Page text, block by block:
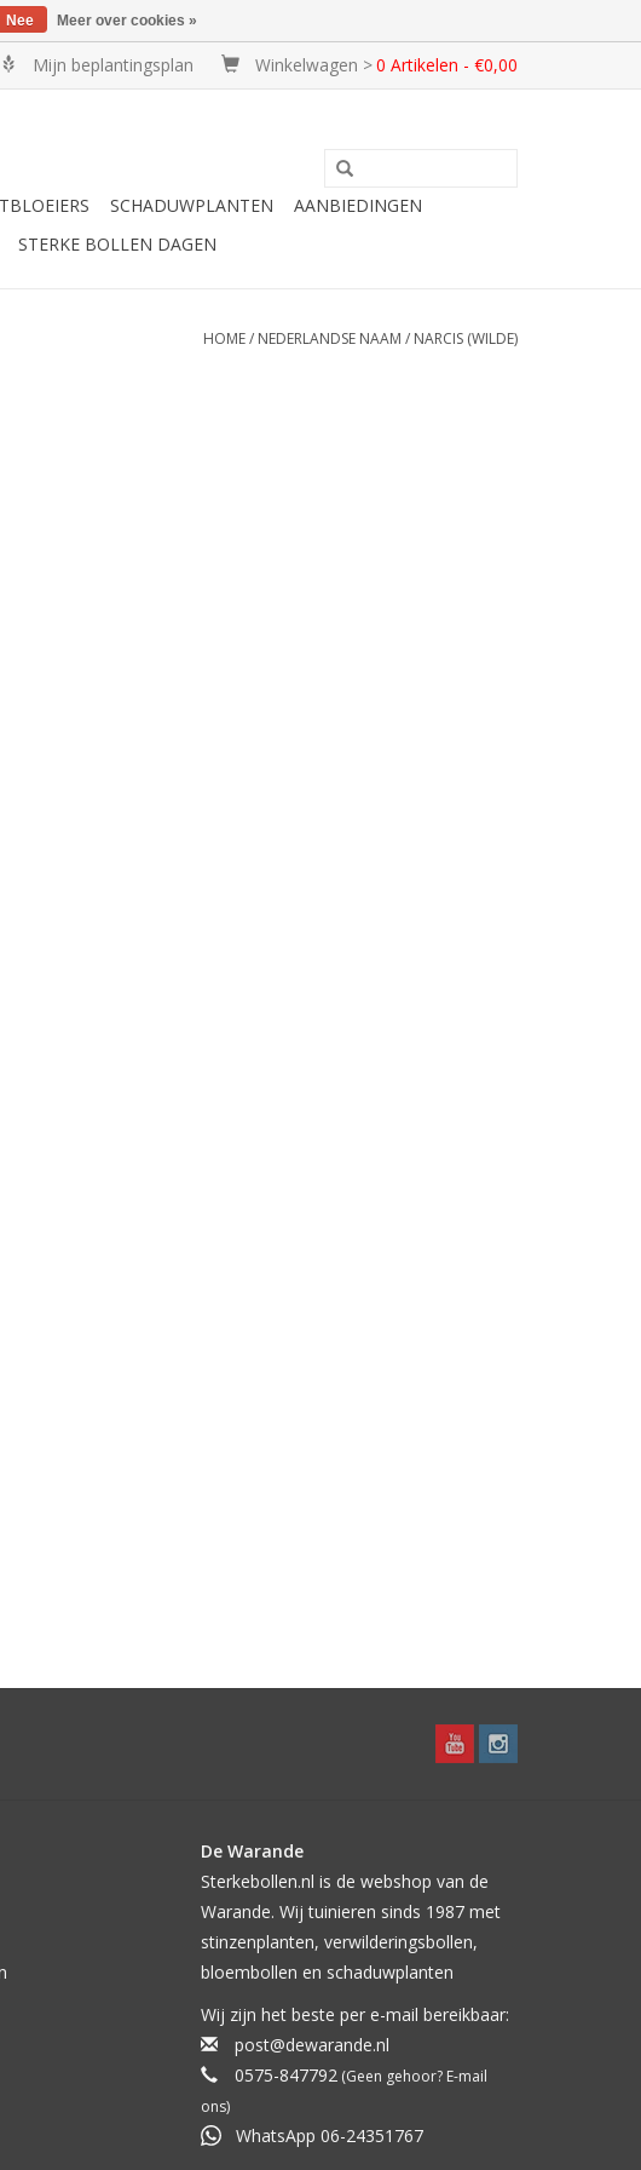
Mijn beplantingsplan Winkelwagen >0 Artikelen - €0,00
SCHADUWPLANTEN
AANBIEDINGEN
STERKE BOLLEN DAGEN
HOME/ NEDERLANDSE NAAM / NARCIS (WILDE)
De Warande
Sterkebollen.nl is de webshop van de
Warande. Wij tuinieren sinds 1987 met
stinzenplanten, verwilderingsbollen,
bloembollen en schaduwplanten
Wij zijn het beste per e-mail bereikbaar:
post@dewarande.nl
0575-847792(Geen gehoor? E-mail
ons)
WhatsApp 06-24351767
Nee Meer over cookies »